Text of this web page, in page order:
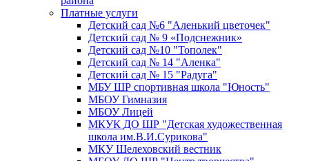
Платные услуги
Детский сад №6 "Аленький цветочек"
Детский сад № 9 «Подснежник»
Детский сад №10 "Тополек"
Детский сад № 14 "Аленка"
Детский сад № 15 "Радуга"
МБУ ШР спортивная школа "Юность"
МБОУ Гимназия
МБОУ Лицей
МКУК ДО ШР "Детская художественная
школа им.В.И.Сурикова"
МКУ Шелеховский вестник